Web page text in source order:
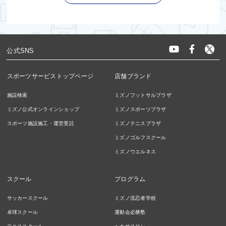
公式SNS
スポーツサービストップページ
施設検索
ミズノ公式オンラインショップ
スポーツ施設施工・運営受託
店舗ブランド
ミズノフットサルプラザ
ミズノスポーツプラザ
ミズノテニスプラザ
ミズノゴルフスクール
ミズノウエルネス
スクール
サッカースクール
卓球スクール
プログラム
ミズノ流忍者学校
運動会必勝塾